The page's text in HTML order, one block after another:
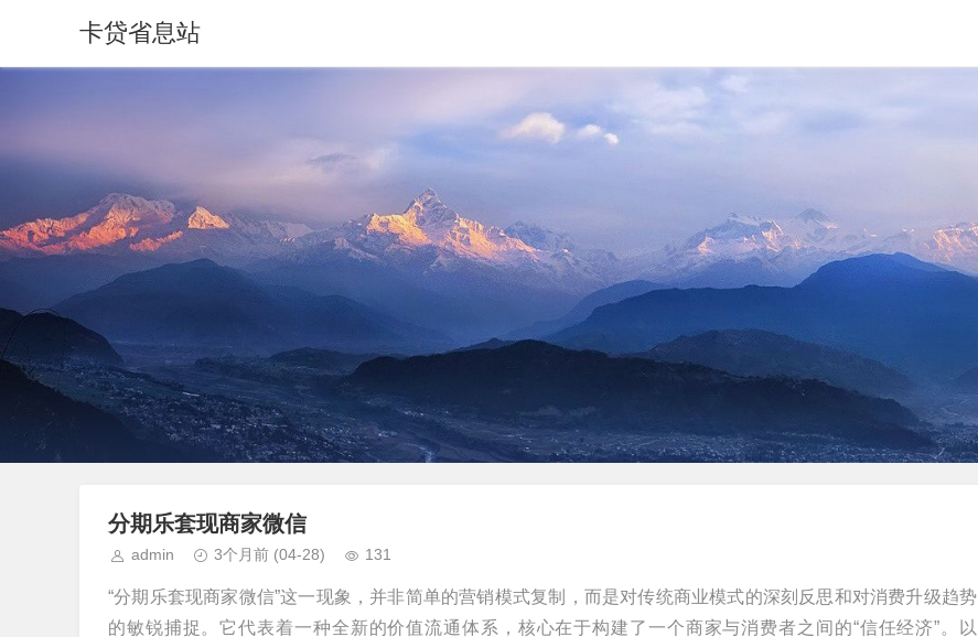
卡贷省息站
分期乐套现商家微信
admin 3个月前 (04-28) 131
“分期乐套现商家微信”这一现象，并非简单的营销模式复制，而是对传统商业模式的深刻反思和对消费升级趋势
的敏锐捕捉。它代表着一种全新的价值流通体系，核心在于构建了一个商家与消费者之间的“信任经济”。以